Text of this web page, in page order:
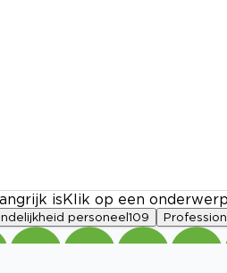
is Klik op een
personeel 109